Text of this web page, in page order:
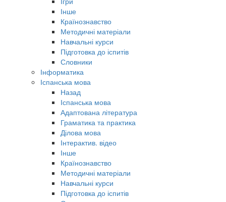
Інше
Країнознавство
Методичні матеріали
Навчальні курси
Підготовка до іспитів
Словники
Інформатика
Іспанська мова
Назад
Іспанська мова
Адаптована література
Граматика та практика
Ділова мова
Інтерактив. відео
Інше
Країнознавство
Методичні матеріали
Навчальні курси
Підготовка до іспитів